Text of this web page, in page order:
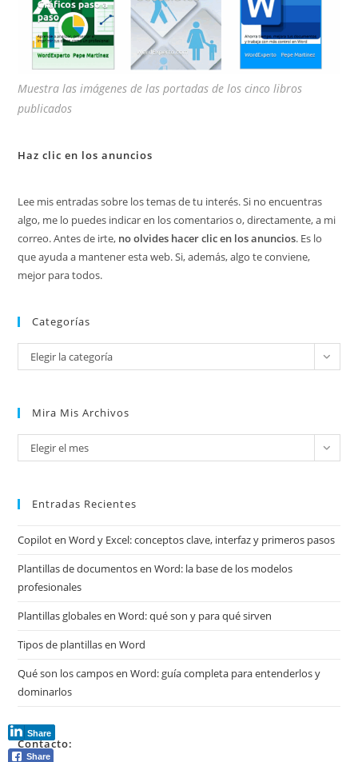
Muestra las imágenes de las portadas de los cinco libros
publicados
Haz clic en los anuncios
Lee mis entradas sobre los temas de tu interés. Si no encuentras
algo, me lo puedes indicar en los comentarios o, directamente, a mi
correo. Antes de irte, no olvides hacer clic en los anuncios. Es lo
que ayuda a mantener esta web. Si, además, algo te conviene,
mejor para todos.
Categorías
Categorías
Elegir la categoría
Mira Mis Archivos
Mira
mis
Elegir el mes
Entradas Recientes
Copilot en Word y Excel: conceptos clave, interfaz y primeros pasos
Plantillas de documentos en Word: la base de los modelos
profesionales
Plantillas globales en Word: qué son y para qué sirven
Tipos de plantillas en Word
Qué son los campos en Word: guía completa para entenderlos y
dominarlos
Contacto:
Share
Share